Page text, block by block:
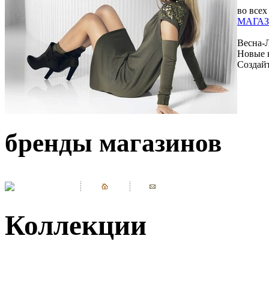
во всех
Весна-
Новые
бренды магазинов
Коллекции